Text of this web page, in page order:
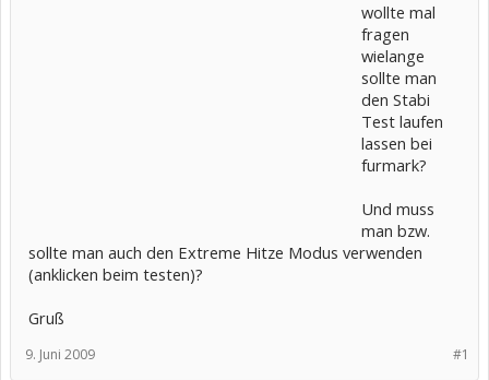
wollte mal
fragen
wielange
sollte man
den Stabi
Test laufen
lassen bei
furmark?
Und muss
man bzw.
sollte man auch den Extreme Hitze Modus verwenden
(anklicken beim testen)?
Gruß
#1
9. Juni 2009